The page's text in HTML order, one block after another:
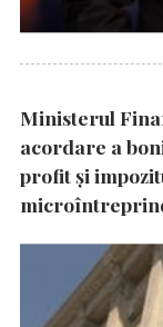
Ministerul
acordare a
profit și